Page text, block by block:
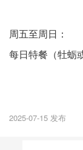
周五至周日：
每日特餐（牡蛎
2025-07-15 发布